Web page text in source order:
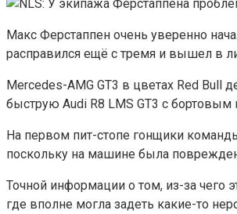
Макс Ферстаппен очень уверенно
расправился ещё с тремя и вышел в
Mercedes-AMG GT3 в цветах Red Bull
быструю Audi R8 LMS GT3 с
На первом пит-стопе гонщики
поскольку на машине была
Точной информации о том, из-за чего
где вполне могла задеть какие-то